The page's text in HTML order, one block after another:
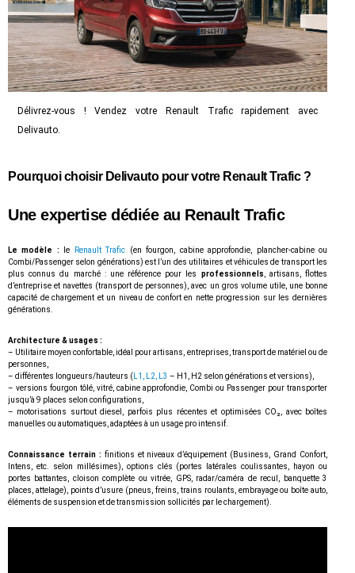
Délivrez-vous ! Vendez votre Renault Trafic rapidement avec
Delivauto.
Pourquoi choisir Delivauto pour votre Renault Trafic ?
Une expertise dédiée au Renault Trafic
Le modèle : le Renault Trafic (en fourgon, cabine approfondie, plancher-cabine ou
Combi/Passenger selon générations) est l’un des utilitaires et véhicules de transport les
plus connus du marché : une référence pour les professionnels , artisans, flottes
d’entreprise et navettes (transport de personnes), avec un gros volume utile, une bonne
capacité de chargement et un niveau de confort en nette progression sur les dernières
générations.
Architecture & usages :
– Utilitaire moyen confortable, idéal pour artisans, entreprises, transport de matériel ou de
personnes,
– différentes longueurs/hauteurs ( L1, L2, L3 – H1, H2 selon générations et versions),
– versions fourgon tôlé, vitré, cabine approfondie, Combi ou Passenger pour transporter
jusqu’à 9 places selon configurations,
– motorisations surtout diesel, parfois plus récentes et optimisées CO₂, avec boîtes
manuelles ou automatiques, adaptées à un usage pro intensif.
Connaissance terrain : finitions et niveaux d’équipement (Business, Grand Confort,
Intens, etc. selon millésimes), options clés (portes latérales coulissantes, hayon ou
portes battantes, cloison complète ou vitrée, GPS, radar/caméra de recul, banquette 3
places, attelage), points d’usure (pneus, freins, trains roulants, embrayage ou boîte auto,
éléments de suspension et de transmission sollicités par le chargement).